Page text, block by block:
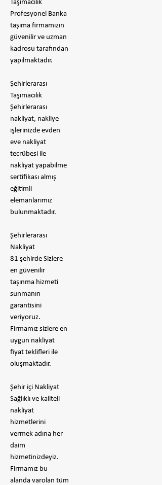
Taşımacılık
Profesyonel Banka
taşıma firmamızın
güvenilir ve uzman
kadrosu tarafından
yapılmaktadır.
Şehirlerarası
Taşımacılık
Şehirlerarası
nakliyat, nakliye
işlerinizde evden
eve nakliyat
tecrübesi ile
nakliyat yapabilme
sertifikası almış
eğitimli
elemanlarımız
bulunmaktadır.
Şehirlerarası
Nakliyat
81 şehirde Sizlere
en güvenilir
taşınma hizmeti
sunmanın
garantisini
veriyoruz.
Firmamız sizlere en
uygun nakliyat
fiyat teklifleri ile
oluşmaktadır.
Şehir içi Nakliyat
Sağlıklı ve kaliteli
nakliyat
hizmetlerini
vermek adına her
daim
hizmetinizdeyiz.
Firmamız bu
alanda varolan tüm